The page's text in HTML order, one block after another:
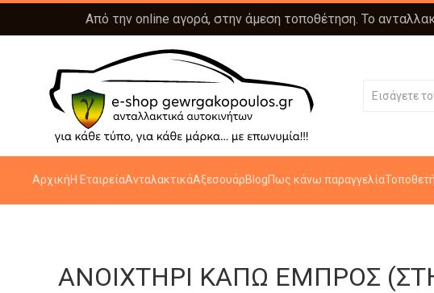
Από την online αγορά, στην άμεση τοποθέτηση. Το
ΑρχικήΗ ΕταιρείαΑνταλακτικάΑξεσουάρBlogΠως κάνω παραγγελία
ΑΝΟΙΧΤΗΡΙ ΚΑΠΩ ΕΜΠΡΟΣ